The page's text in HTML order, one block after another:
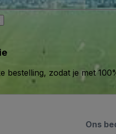
bestelling, zodat je met
Ons